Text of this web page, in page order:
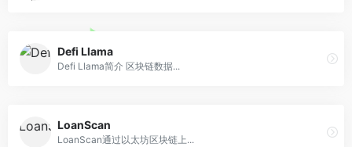
Defi Llama
Defi Llama简介 区块链数据...
LoanScan
LoanScan通过以太坊区块链上...